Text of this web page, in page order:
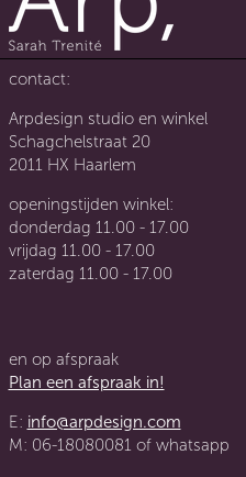
contact:
Arpdesign studio en winkel
Schagchelstraat 20
2011 HX Haarlem
openingstijden winkel:
donderdag 11.00 - 17.00
vrijdag 11.00 - 17.00
zaterdag 11.00 - 17.00
en op afspraak
Plan een afspraak in!
E: info@arpdesign.com
M: 06-18080081 of whatsapp